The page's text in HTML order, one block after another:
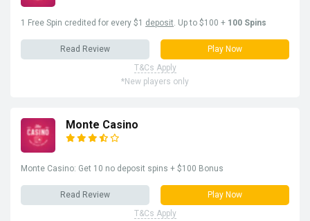
1 Free Spin credited for every $1 deposit. Up to $100 + 100 Spins
Read Review
Play Now
T&Cs Apply
*New players only
Monte Casino
Monte Casino: Get 10 no deposit spins + $100 Bonus
Read Review
Play Now
T&Cs Apply